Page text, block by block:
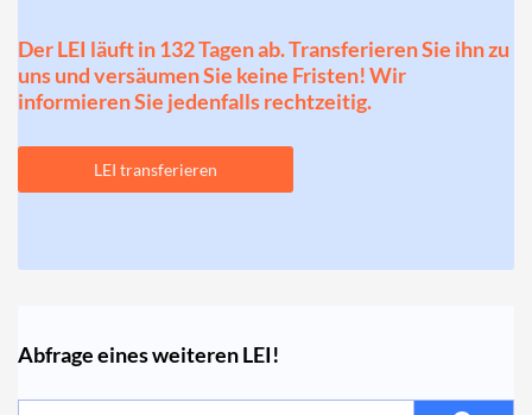
Der LEI läuft in 132 Tagen ab. Transferieren Sie ihn zu
uns und versäumen Sie keine Fristen! Wir
informieren Sie jedenfalls rechtzeitig.
LEI transferieren
Abfrage eines weiteren LEI!